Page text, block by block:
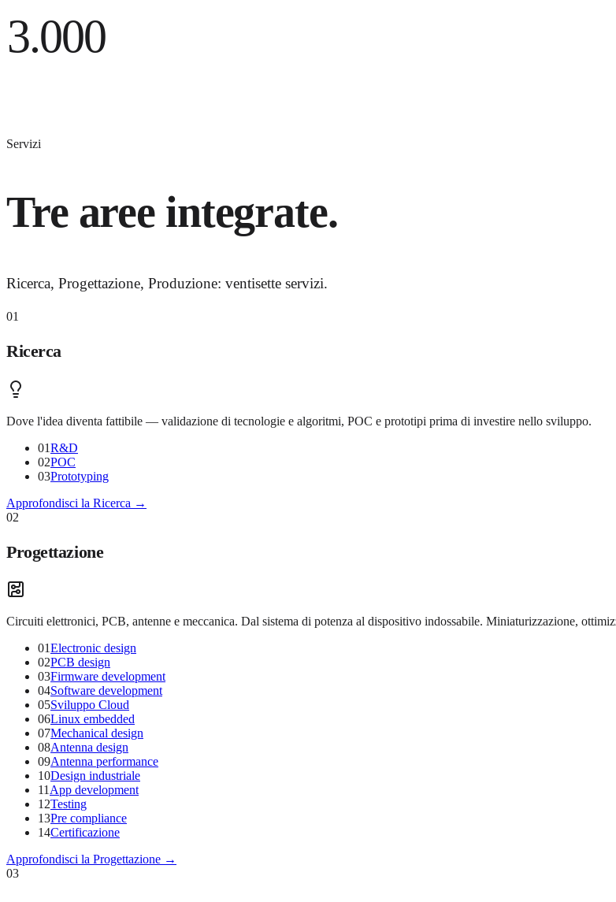
3.000
Servizi
Tre aree integrate.
Ricerca, Progettazione, Produzione: ventisette servizi.
01
Ricerca
Dove l'idea diventa fattibile — validazione di tecnologie e algoritmi, POC e prototipi prima di investire nello sviluppo.
01R&D
02POC
03Prototyping
Approfondisci la Ricerca →
02
Progettazione
Circuiti elettronici, PCB, antenne e meccanica. Dal sistema di potenza al dispositivo indossabile. Miniaturizzazione,
01Electronic design
02PCB design
03Firmware development
04Software development
05Sviluppo Cloud
06Linux embedded
07Mechanical design
08Antenna design
09Antenna performance
10Design industriale
11App development
12Testing
13Pre compliance
14Certificazione
Approfondisci la Progettazione →
03